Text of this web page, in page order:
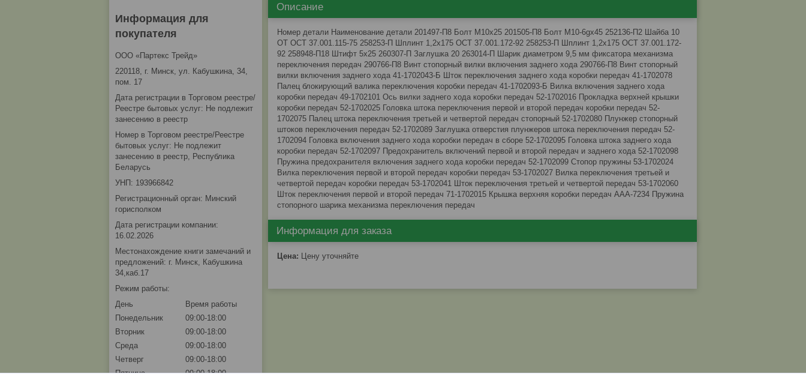
Описание
Номер детали Наименование детали 201497-П8 Болт М10х25 201505-П8 Болт М10-6gх45 252136-П2 Шайба 10
ОТ ОСТ 37.001.115-75 258253-П Шплинт 1,2х175 ОСТ 37.001.172-92 258253-П Шплинт 1,2х175 ОСТ 37.001.172-
92 258948-П18 Штифт 5х25 260307-П Заглушка 20 263014-П Шарик диаметром 9,5 мм фиксатора механизма
переключения передач 290766-П8 Винт стопорный вилки включения заднего хода 290766-П8 Винт стопорный
вилки включения заднего хода 41-1702043-Б Шток переключения заднего хода коробки передач 41-1702078
Палец блокирующий валика переключения коробки передач 41-1702093-Б Вилка включения заднего хода
коробки передач 49-1702101 Ось вилки заднего хода коробки передач 52-1702016 Прокладка верхней крышки
коробки передач 52-1702025 Головка штока переключения первой и второй передач коробки передач 52-
1702075 Палец штока переключения третьей и четвертой передач стопорный 52-1702080 Плунжер стопорный
штоков переключения передач 52-1702089 Заглушка отверстия плунжеров штока переключения передач 52-
1702094 Головка включения заднего хода коробки передач в сборе 52-1702095 Головка штока заднего хода
коробки передач 52-1702097 Предохранитель включений первой и второй передач и заднего хода 52-1702098
Пружина предохранителя включения заднего хода коробки передач 52-1702099 Стопор пружины 53-1702024
Вилка переключения первой и второй передач коробки передач 53-1702027 Вилка переключения третьей и
четвертой передач коробки передач 53-1702041 Шток переключения третьей и четвертой передач 53-1702060
Шток переключения первой и второй передач 71-1702015 Крышка верхняя коробки передач ААА-7234 Пружина
стопорного шарика механизма переключения передач
Информация для заказа
Цена: Цену уточняйте
Информация для
покупателя
ООО «Партекс Трейд»
220118, г. Минск, ул. Кабушкина, 34,
пом. 17
Дата регистрации в Торговом реестре/
Реестре бытовых услуг: Не подлежит
занесению в реестр
Номер в Торговом реестре/Реестре
бытовых услуг: Не подлежит
занесению в реестр, Республика
Беларусь
УНП: 193966842
Регистрационный орган: Минский
горисполком
Дата регистрации компании:
16.02.2026
Местонахождение книги замечаний и
предложений: г. Минск, Кабушкина
34,каб.17
Режим работы:
День
Время работы
Понедельник
09:00-18:00
Вторник
09:00-18:00
Среда
09:00-18:00
Четверг
09:00-18:00
Пятница
09:00-18:00